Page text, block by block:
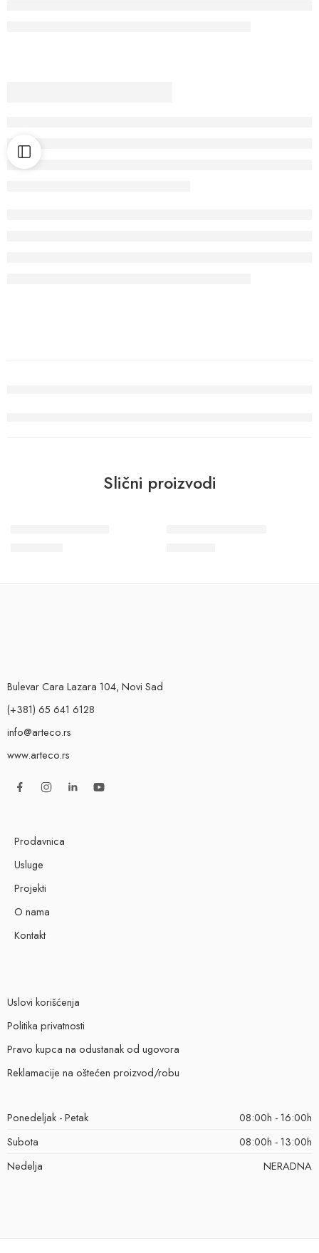
Slični proizvodi
Bulevar Cara Lazara 104, Novi Sad
(+381) 65 641 6128
info@arteco.rs
www.arteco.rs
Prodavnica
Usluge
Projekti
O nama
Kontakt
Uslovi korišćenja
Politika privatnosti
Pravo kupca na odustanak od ugovora
Reklamacije na oštećen proizvod/robu
Ponedeljak - Petak
08:00h - 16:00h
Subota
08:00h - 13:00h
Nedelja
NERADNA